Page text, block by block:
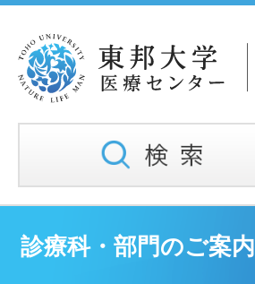
診療科・部門のご案内